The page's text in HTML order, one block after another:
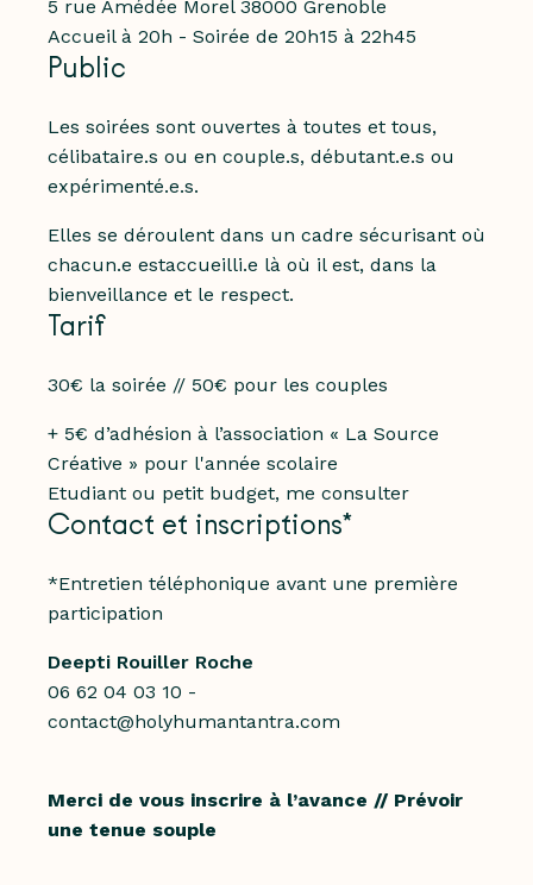
5 rue Amédée Morel 38000 Grenoble
Accueil à 20h - Soirée de 20h15 à 22h45
Public
Les soirées sont ouvertes à toutes et tous,
célibataire.s ou en couple.s, débutant.e.s ou
expérimenté.e.s.
Elles se déroulent dans un cadre sécurisant où
chacun.e estaccueilli.e là où il est, dans la
bienveillance et le respect.
Tarif
30€ la soirée // 50€ pour les couples
+ 5€ d’adhésion à l’association « La Source
Créative » pour l'année scolaire
Etudiant ou petit budget, me consulter
Contact et inscriptions*
*Entretien téléphonique avant une première
participation
Deepti Rouiller Roche
06 62 04 03 10 -
contact@holyhumantantra.com
Merci de vous inscrire à l’avance // Prévoir
une tenue souple